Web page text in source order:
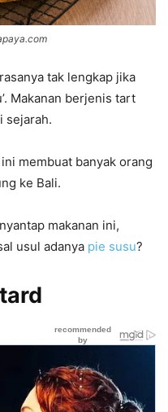
tak lengkap jika
Makanan berjenis tart
sejarah.
membuat banyak orang
ke Bali.
makanan ini,
usul adanya pie susu?